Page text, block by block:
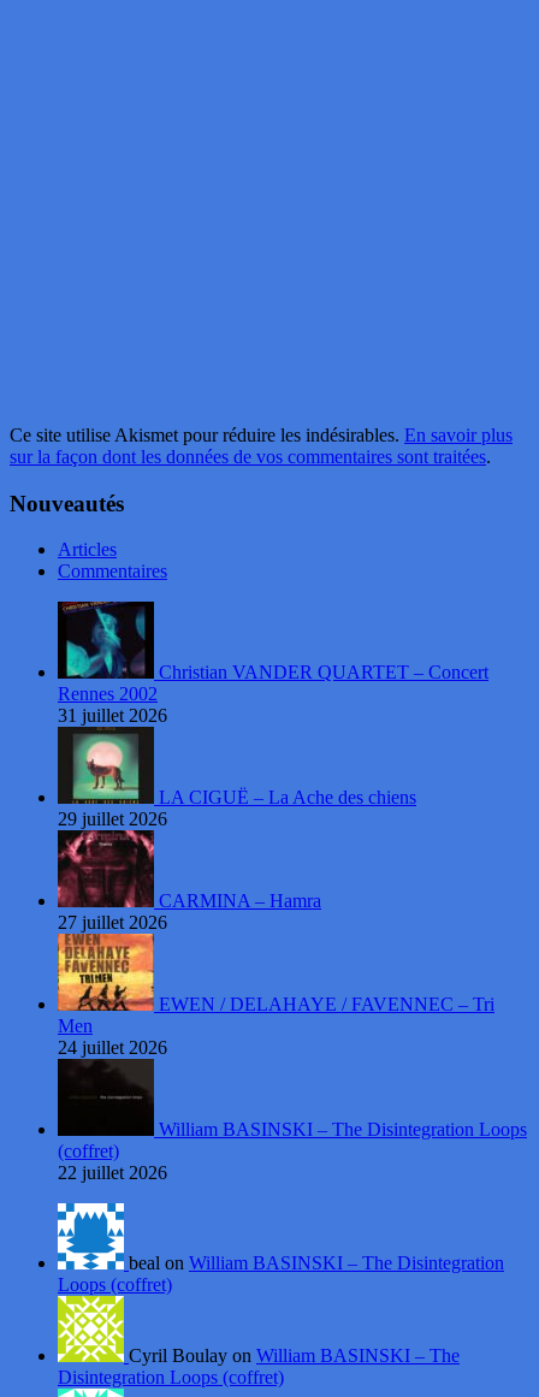
Ce site utilise Akismet pour réduire les indésirables. En savoir plus
sur la façon dont les données de vos commentaires sont traitées.
Nouveautés
Articles
Commentaires
Christian VANDER QUARTET – Concert
Rennes 2002
31 juillet 2026
LA CIGUË – La Ache des chiens
29 juillet 2026
CARMINA – Hamra
27 juillet 2026
EWEN / DELAHAYE / FAVENNEC – Tri
Men
24 juillet 2026
William BASINSKI – The Disintegration Loops
(coffret)
22 juillet 2026
beal on William BASINSKI – The Disintegration
Loops (coffret)
Cyril Boulay on William BASINSKI – The
Disintegration Loops (coffret)